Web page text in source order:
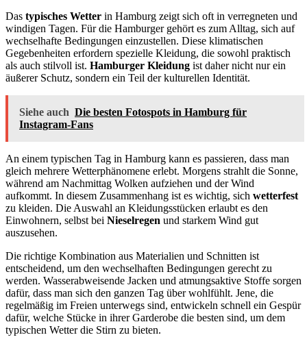
Das typisches Wetter in Hamburg zeigt sich oft in verregneten und
windigen Tagen. Für die Hamburger gehört es zum Alltag, sich auf
wechselhafte Bedingungen einzustellen. Diese klimatischen
Gegebenheiten erfordern spezielle Kleidung, die sowohl praktisch
als auch stilvoll ist. Hamburger Kleidung ist daher nicht nur ein
äußerer Schutz, sondern ein Teil der kulturellen Identität.
Siehe auch Die besten Fotospots in Hamburg für
Instagram-Fans
An einem typischen Tag in Hamburg kann es passieren, dass man
gleich mehrere Wetterphänomene erlebt. Morgens strahlt die Sonne,
während am Nachmittag Wolken aufziehen und der Wind
aufkommt. In diesem Zusammenhang ist es wichtig, sich wetterfest
zu kleiden. Die Auswahl an Kleidungsstücken erlaubt es den
Einwohnern, selbst bei Nieselregen und starkem Wind gut
auszusehen.
Die richtige Kombination aus Materialien und Schnitten ist
entscheidend, um den wechselhaften Bedingungen gerecht zu
werden. Wasserabweisende Jacken und atmungsaktive Stoffe sorgen
dafür, dass man sich den ganzen Tag über wohlfühlt. Jene, die
regelmäßig im Freien unterwegs sind, entwickeln schnell ein Gespür
dafür, welche Stücke in ihrer Garderobe die besten sind, um dem
typischen Wetter die Stirn zu bieten.